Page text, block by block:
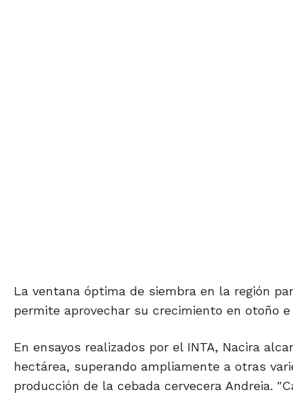
La ventana óptima de siembra en la región
permite aprovechar su crecimiento en otoño
En ensayos realizados por el INTA, Nacira
hectárea, superando ampliamente a otras
producción de la cebada cervecera Andreia.